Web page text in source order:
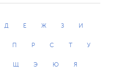
Д Е Ж З И
П Р С Т У
Щ Э Ю Я